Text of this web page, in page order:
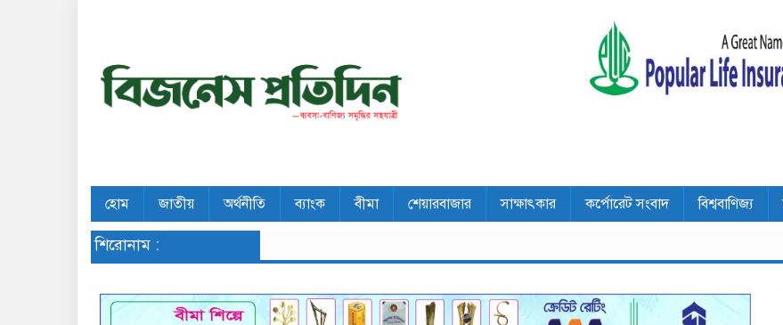
হোম জাতীয় অর্থনীতি ব্যাংক বীমা শেয়ারবাজার সাক্ষাৎকার কর্পোরেট সংবাদ বিশ্ববাণিজ্য
শিরোনাম :